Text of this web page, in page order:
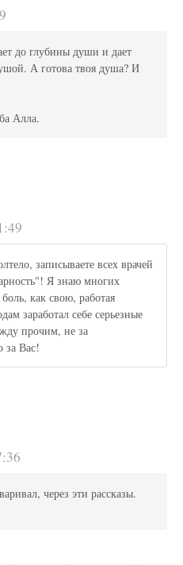
до глубины души и дает
А готова твоя душа? И
Алла.
записываете всех врачей
Я знаю многих
как свою, работая
заработал себе серьезные
прочим, не за
за Вас!
через эти рассказы.